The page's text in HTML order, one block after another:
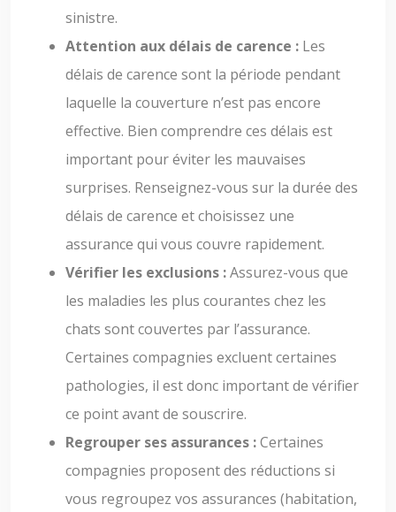
sinistre.
Attention aux délais de carence : Les
délais de carence sont la période pendant
laquelle la couverture n’est pas encore
effective. Bien comprendre ces délais est
important pour éviter les mauvaises
surprises. Renseignez-vous sur la durée des
délais de carence et choisissez une
assurance qui vous couvre rapidement.
Vérifier les exclusions :Assurez-vous que
les maladies les plus courantes chez les
chats sont couvertes par l’assurance.
Certaines compagnies excluent certaines
pathologies, il est donc important de vérifier
ce point avant de souscrire.
Regrouper ses assurances :Certaines
compagnies proposent des réductions si
vous regroupez vos assurances (habitation,